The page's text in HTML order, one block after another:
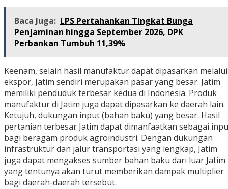
Baca Juga: LPS Pertahankan Tingkat Bunga
Penjaminan hingga September 2026, DPK
Perbankan Tumbuh 11,39%
Keenam, selain hasil manufaktur dapat dipasarkan melalui
ekspor, Jatim sendiri merupakan pasar yang besar. Jatim
memiliki penduduk terbesar kedua di Indonesia. Produk
manufaktur di Jatim juga dapat dipasarkan ke daerah lain.
Ketujuh, dukungan input (bahan baku) yang besar. Hasil
pertanian terbesar Jatim dapat dimanfaatkan sebagai
bagi beragam produk agroindustri. Dengan dukungan
infrastruktur dan jalur transportasi yang lengkap, Jatim
juga dapat mengakses sumber bahan baku dari luar Jatim
yang tentunya akan turut memberikan dampak multiplier
bagi daerah-daerah tersebut.